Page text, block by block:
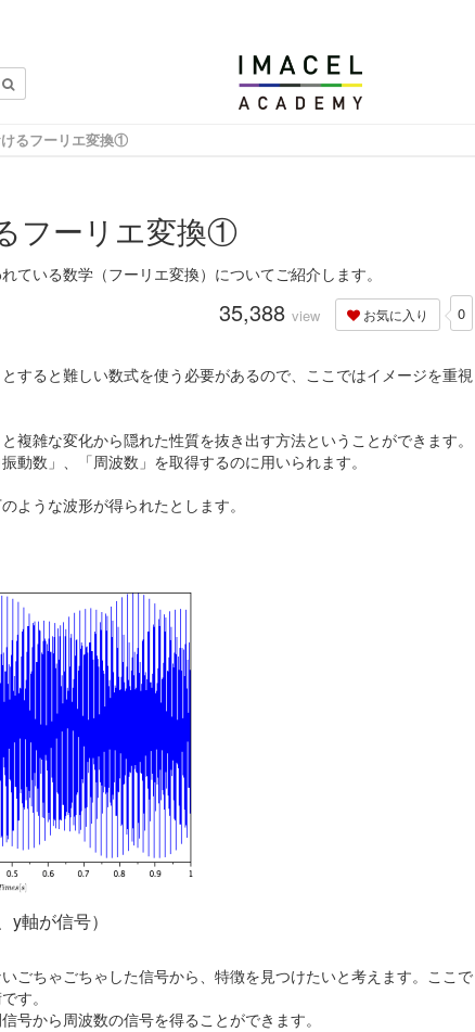
解析の技術応用に向けて-| エルピクセル株式会社
るフーリエ変換①
フーリエ変換①
ている数学（フーリエ変換）についてご紹介します。
35,388 view お気に入り 0
すると難しい数式を使う必要があるので、ここではイメージを重視
複雑な変化から隠れた性質を抜き出す方法ということができます。
動数」、「周波数」を取得するのに用いられます。
ような波形が得られたとします。
軸が信号）
ごちゃごちゃした信号から、特徴を見つけたいと考えます。ここで
す。
号から周波数の信号を得ることができます。